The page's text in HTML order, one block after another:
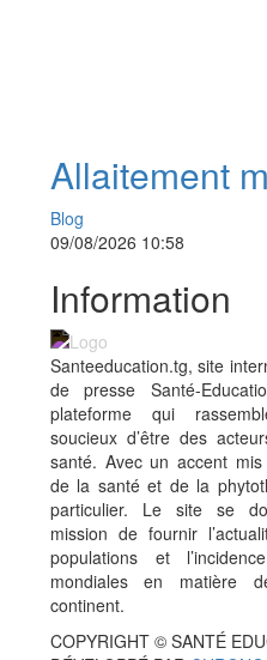
Allaitement
départ
Blog
09/08/2026 10:58
Information
Santeeducation.tg, site
de presse Santé-
plateforme qui
soucieux d’être des
santé. Avec un accent
de la santé et de la
particulier. Le site se
mission de fournir
populations et
mondiales en matière
continent.
COPYRIGHT © SANTÉ